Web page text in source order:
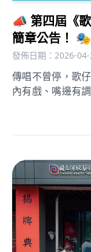
序）協辦單位│新
及異動權。
📣 第四屆《
簡章公告！ 🎭
發佈日期：2026-
傳唱不曾停，歌
內有戲、嘴邊有
的情感閣有—屬
（一）10:00 起
https://reurl.cc/
出臺灣味這一次
歌仔唱予大聲#
團法人臺灣歌仔
流化國家語言整